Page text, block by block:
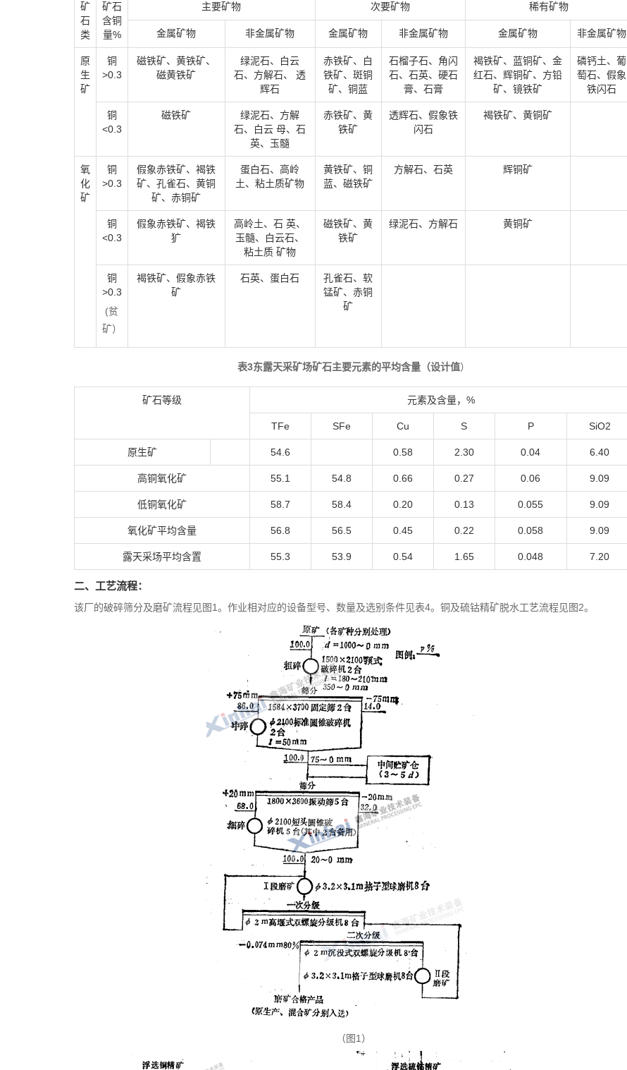
矿
石
类
矿石
含铜
量%
主要矿物 次要矿物 稀有矿物
金属矿物 非金属矿物 金属矿物 非金属矿物 金属矿物 非金属矿物
原
生
矿
铜
>0.3
磁铁矿、黄铁矿、
磁黄铁矿
绿泥石、白云
石、方解石、 透
辉石
赤铁矿、白
铁矿、斑铜
矿、铜蓝
石榴子石、角闪
石、石英、硬石
膏、石膏
褐铁矿、蓝铜矿、金
红石、辉铜矿、方铅
矿、镜铁矿
磷钙土、葡
萄石、假象
铁闪石
铜
<0.3
磁铁矿
绿泥石、方解
石、白云 母、石
英、玉髓
赤铁矿、黄
铁矿
透辉石、假象铁
闪石
褐铁矿、黄铜矿
氧
化
矿
铜
>0.3
假象赤铁矿、褐铁
矿、孔雀石、黄铜
矿、赤铜矿
蛋白石、高岭
土、粘土质矿物
黄铁矿、铜
蓝、磁铁矿
方解石、石英 辉铜矿
铜
<0.3
假象赤铁矿、褐铁
犷
高岭土、石 英、
玉髓、白云石、
粘土质 矿物
磁铁矿、黄
铁矿
绿泥石、方解石 黄铜矿
铜
>0.3
(贫
矿）
褐铁矿、假象赤铁
矿
石英、蛋白石
孔雀石、软
锰矿、赤铜
矿
表3东露天采矿场矿石主要元素的平均含量（设计值）
矿石等级 元素及含量，%
TFe SFe Cu S P SiO2
原生矿 54.6 0.58 2.30 0.04 6.40
高铜氧化矿 55.1 54.8 0.66 0.27 0.06 9.09
低铜氧化矿 58.7 58.4 0.20 0.13 0.055 9.09
氧化矿平均含量 56.8 56.5 0.45 0.22 0.058 9.09
露天采场平均含置 55.3 53.9 0.54 1.65 0.048 7.20
二、工艺流程：
该厂的破碎筛分及磨矿流程见图1。作业相对应的设备型号、数量及选别条件见表4。铜及硫钴精矿脱水工艺流程见图2。
（图1）